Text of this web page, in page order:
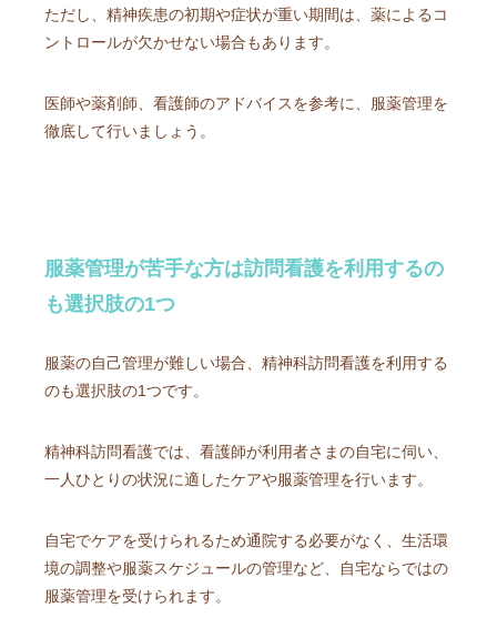
ただし、精神疾患の初期や症状が重い期間は、薬によるコ
ントロールが欠かせない場合もあります。
医師や薬剤師、看護師のアドバイスを参考に、服薬管理を
徹底して行いましょう。
服薬管理が苦手な方は訪問看護を利用するの
も選択肢の1つ
服薬の自己管理が難しい場合、精神科訪問看護を利用する
のも選択肢の1つです。
精神科訪問看護では、看護師が利用者さまの自宅に伺い、
一人ひとりの状況に適したケアや服薬管理を行います。
自宅でケアを受けられるため通院する必要がなく、生活環
境の調整や服薬スケジュールの管理など、自宅ならではの
服薬管理を受けられます。